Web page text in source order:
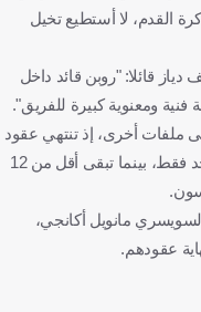
كرة القدم، لا أستطيع تخيل
قائلا: "روبن قائد داخل
ومعنوية كبيرة للفريق".
ملفات أخرى، إذ تنتهي عقود
جون ستونز وبرناردو سيلفا في غضون عام واحد فقط، بينما تبقى أقل من 12
مانويل أكانجي،
عقودهم.